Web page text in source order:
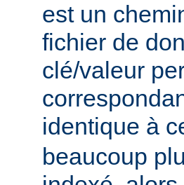
est un
fichier de
clé/valeur
identique à
beaucoup